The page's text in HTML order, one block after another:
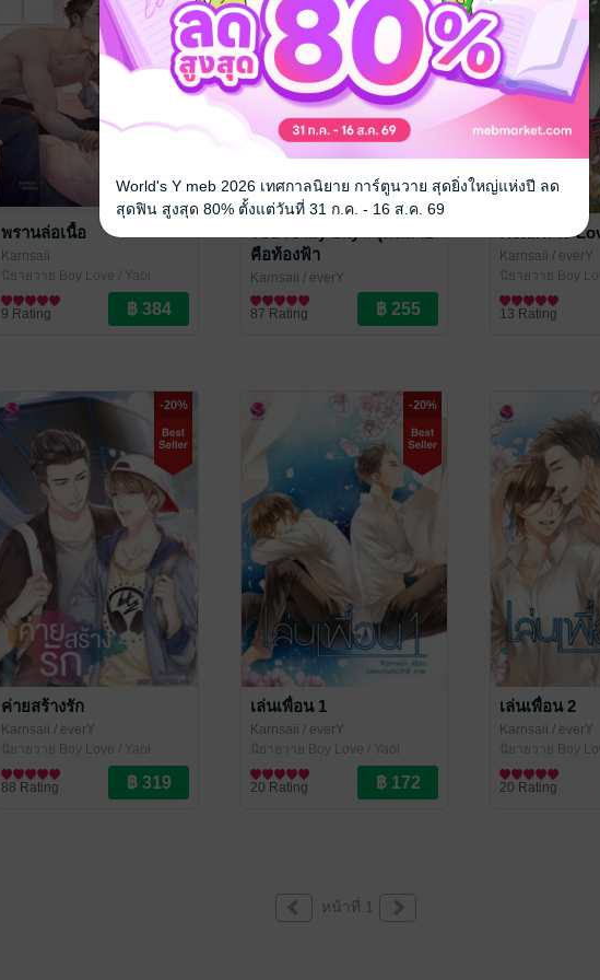
พรานล่อเนื้อ
Karnsaii
นิยายวาย Boy Love / Yaoi
9 Rating
คือท้องฟ้า
Karnsaii / everY
นิยายวาย Boy Love / Yaoi
87 Rating
Return to
Karnsaii / everY
นิยายวาย Boy
13 Rating
-20%
ค่ายสร้างรัก
Karnsaii / everY
นิยายวาย Boy Love / Yaoi
88 Rating
-20%
เล่นเพื่อน 1
Karnsaii / everY
นิยายวาย Boy Love / Yaoi
20 Rating
เล่นเพื่อน 2
Karnsaii / everY
นิยายวาย Boy
20 Rating
หน้าที่ 1
World's Y meb 2026 เทศกาลนิยาย การ์ตูนวาย สุดยิ่งใหญ่แห่งปี ลด
สุดฟิน สูงสุด 80% ตั้งแต่วันที่ 31 ก.ค. - 16 ส.ค. 69